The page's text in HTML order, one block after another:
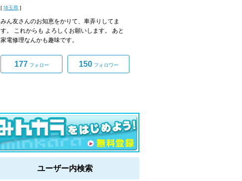
[ 埼玉県 ]
みん友さんのお知恵をかりて、車弄りしてま
す。 これからも よろしくお願いします。 あと
家電修理なんかも趣味です。
177 フォロー 150フォロワー
ユーザー内検索